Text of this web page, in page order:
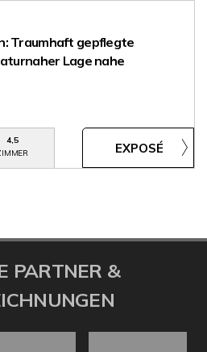
Traumhaft gepflegte
Lage nahe
4,5
PARTNER &